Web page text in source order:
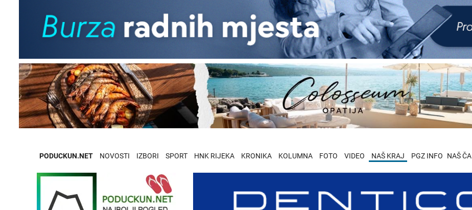
PODUCKUN.NET NOVOSTI IZBORI SPORT HNK RIJEKA KRONIKA KOLUMNA FOTO VIDEO NAŠ KRAJ PGZ INFO NAŠ ČA